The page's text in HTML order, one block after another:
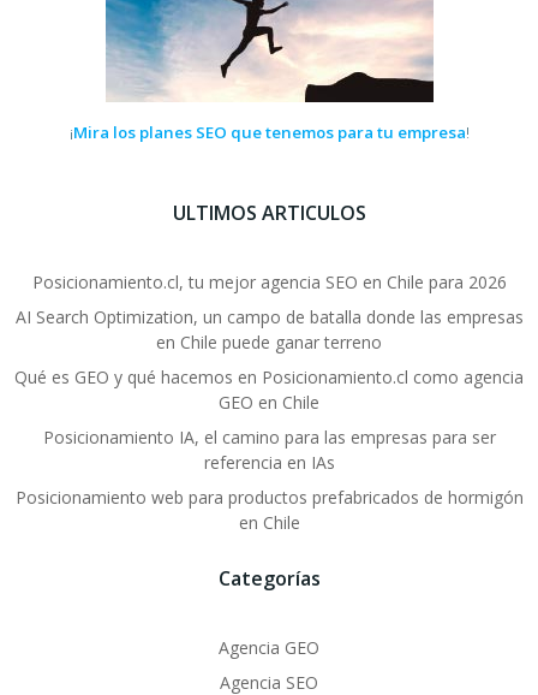
¡Mira los planes SEO que tenemos para tu empresa!
ULTIMOS ARTICULOS
Posicionamiento.cl, tu mejor agencia SEO en Chile para 2026
AI Search Optimization, un campo de batalla donde las empresas
en Chile puede ganar terreno
Qué es GEO y qué hacemos en Posicionamiento.cl como agencia
GEO en Chile
Posicionamiento IA, el camino para las empresas para ser
referencia en IAs
Posicionamiento web para productos prefabricados de hormigón
en Chile
Categorías
Agencia GEO
Agencia SEO